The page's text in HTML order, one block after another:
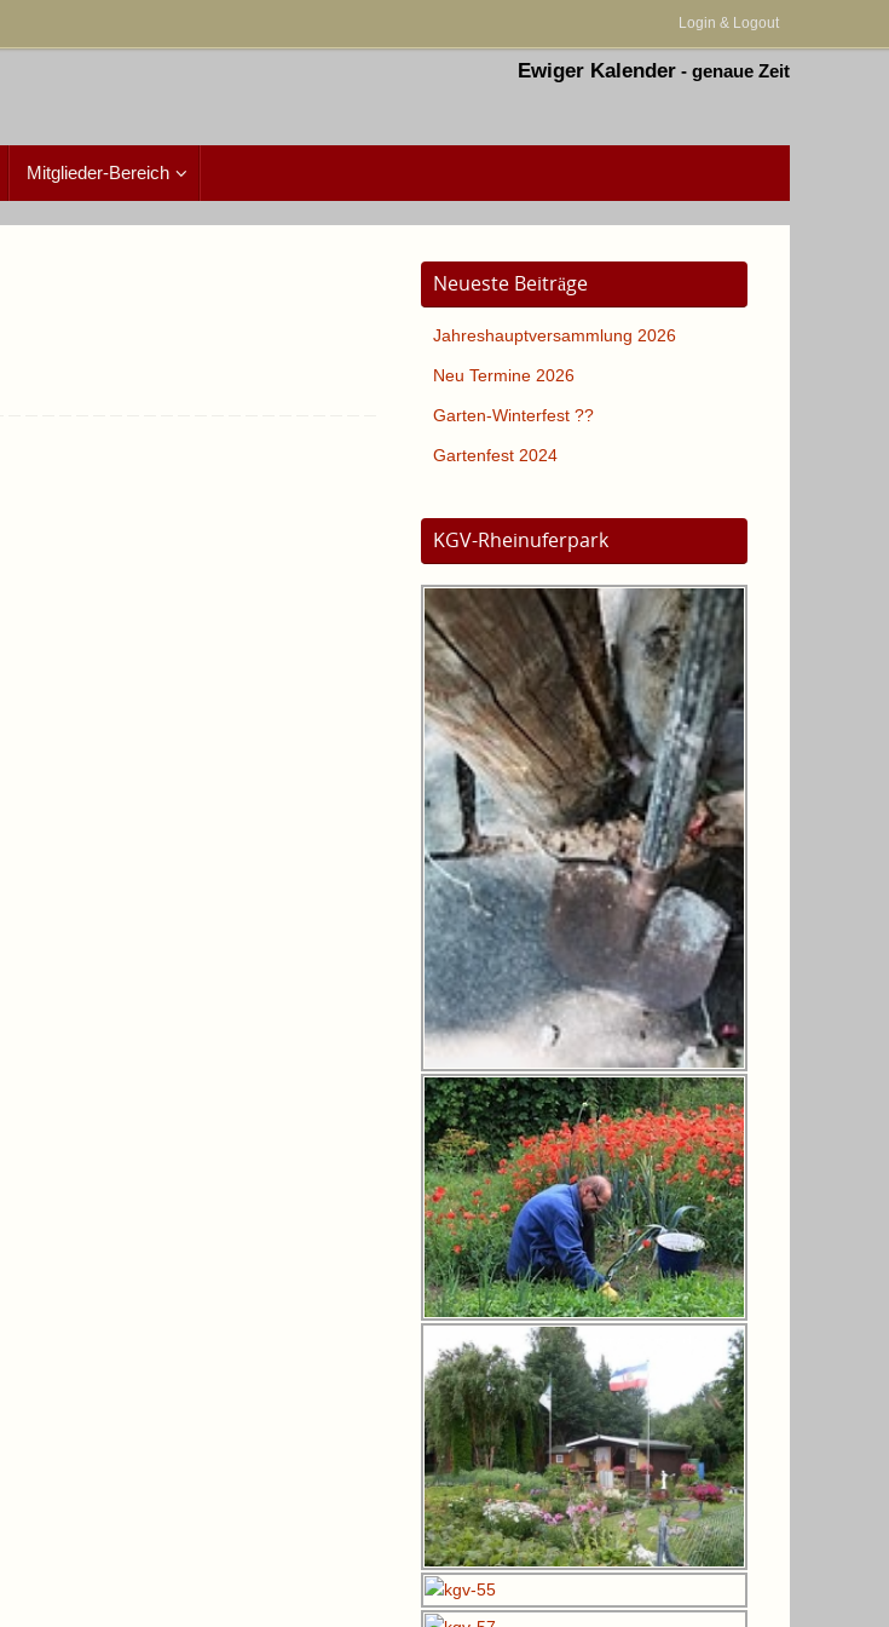
Login & Logout
Ewiger Kalender - genaue Zeit
Mitglieder-Bereich
Neueste Beiträge
Jahreshauptversammlung 2026
Neu Termine 2026
Garten-Winterfest ??
Gartenfest 2024
KGV-Rheinuferpark